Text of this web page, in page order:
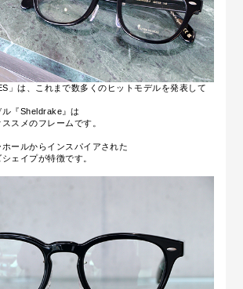
」は、これまで数多くのヒットモデルを発表して
『Sheldrake』は
スメのフレームです。
ールからインスパイアされた
ェイプが特徴です。